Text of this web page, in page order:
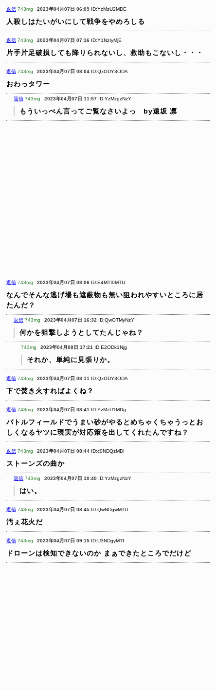
返信 743mg 2023年04月07日 06:09 ID:YzMzU2MDE
人殺しはたいがいにして戦争をやめろしる
返信 743mg 2023年04月07日 07:16 ID:Y1NzIyMjE
片手片足破損しても降りられないし、救助もこないし・・・
返信 743mg 2023年04月07日 08:04 ID:QxODY3ODA
おわっタワー
返信 743mg 2023年04月07日 11:57 ID:YzMzgzNzY
もういっぺん言ってご覧なさいよっ by遠坂 凛
返信 743mg 2023年04月07日 08:06 ID:E4MTI0MTU
なんでそんな逃げ場も遮蔽物も無い狙われやすいところに居
たんだ？
返信 743mg 2023年04月07日 16:32 ID:QwOTMyNzY
何かを狙撃しようとしてたんじゃね？
743mg 2023年04月08日 17:21 ID:E2ODk1Njg
それか、単純に見張りか。
返信 743mg 2023年04月07日 08:11 ID:QxODY3ODA
下で焚き火すればよくね？
返信 743mg 2023年04月07日 08:41 ID:YzMzU1MDg
バトルフィールドでうまい砂がやるとめちゃくちゃうっとお
しくなるヤツに現実が対応策を出してくれたんですね？
返信 743mg 2023年04月07日 08:44 ID:c0NDQzMDI
ストーンズの曲か
返信 743mg 2023年04月07日 10:40 ID:YzMzgzNzY
はい。
返信 743mg 2023年04月07日 08:45 ID:QwNDgwMTU
汚ぇ花火だ
返信 743mg 2023年04月07日 09:15 ID:U3NDgyMTI
ドローンは検知できないのか まぁできたところでだけど